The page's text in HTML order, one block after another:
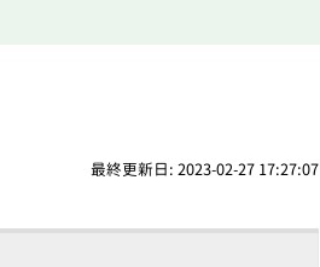
最終更新日: 2023-02-27 17:27:07